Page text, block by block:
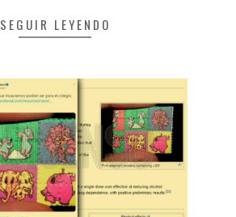
SEGUIR LEYENDO